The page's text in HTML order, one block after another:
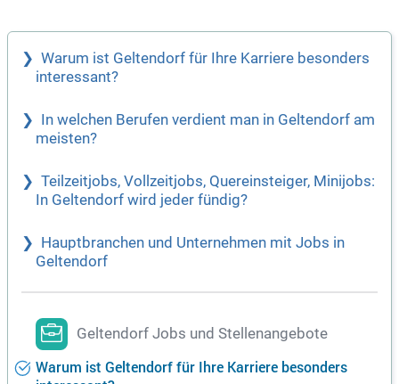
Warum ist Geltendorf für Ihre Karriere besonders
interessant?
In welchen Berufen verdient man in Geltendorf am
meisten?
Teilzeitjobs, Vollzeitjobs, Quereinsteiger, Minijobs:
In Geltendorf wird jeder fündig?
Hauptbranchen und Unternehmen mit Jobs in
Geltendorf
Geltendorf Jobs und Stellenangebote
Warum ist Geltendorf für Ihre Karriere besonders